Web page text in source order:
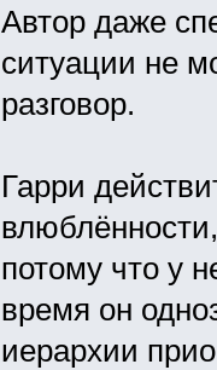
Автор даже
ситуации не
разговор.
Гарри
потому что у
время он
иерархии